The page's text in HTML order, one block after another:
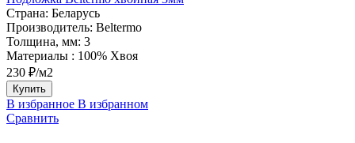
Страна: Беларусь
Производитель: Beltermo
Толщина, мм: 3
Материалы : 100% Хвоя
230 ₽/м2
Купить
В избранное В избранном
Сравнить